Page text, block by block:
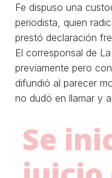
Fe dispuso una
periodista, quien
prestó declaración
El corresponsal de
previamente pero
difundió al parecer
no dudó en llamar y
Se